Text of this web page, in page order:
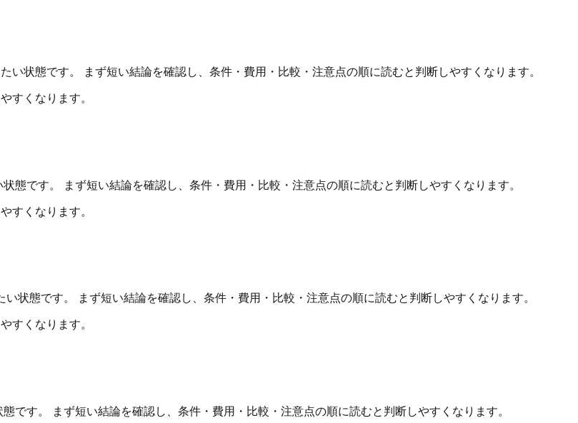
い状態です。 まず短い結論を確認し、条件・費用・比較・注意点の順に読むと判断しやすくなります。
すくなります。
態です。 まず短い結論を確認し、条件・費用・比較・注意点の順に読むと判断しやすくなります。
すくなります。
状態です。 まず短い結論を確認し、条件・費用・比較・注意点の順に読むと判断しやすくなります。
すくなります。
です。 まず短い結論を確認し、条件・費用・比較・注意点の順に読むと判断しやすくなります。